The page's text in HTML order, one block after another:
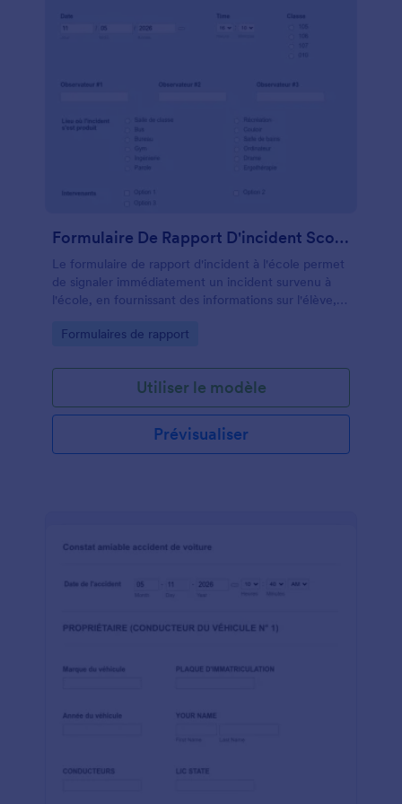
n'importe quand.
Formulaire De Rapport D'incident Scolaire
Le formulaire de rapport d'incident à l'école permet
de signaler immédiatement un incident survenu à
l'école, en fournissant des informations sur l'élève, le
Aide à comprendre la motivation derrière l'incident
communication avec les parents et un plan visant à
empêcher qu'il ne se reproduise. Le formulaire
contient également une zone pour la signature du
coordinateur. Vous pouvez personnaliser le modèle
avec plus d'outils et de widgets, soit l'intégrer à
Go to Category:
Formulaires de rapport
Utiliser le modèle
Prévisualiser